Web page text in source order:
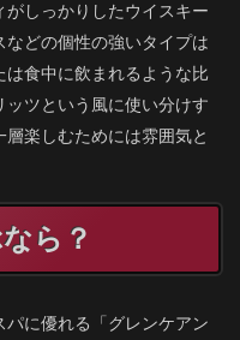
しっかりしたウイスキー
どの個性の強いタイプは
食中に飲まれるような比
ツという風に使い分けす
楽しむためには雰囲気と
ら？
に優れる「グレンケアン